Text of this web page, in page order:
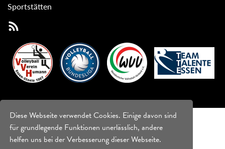
Diese Webseite verwendet Cookies. Einige davon sind
für grundlegende Funktionen unerlässlich, andere
helfen uns bei der Verbesserung dieser Webseite.
Sportstätten